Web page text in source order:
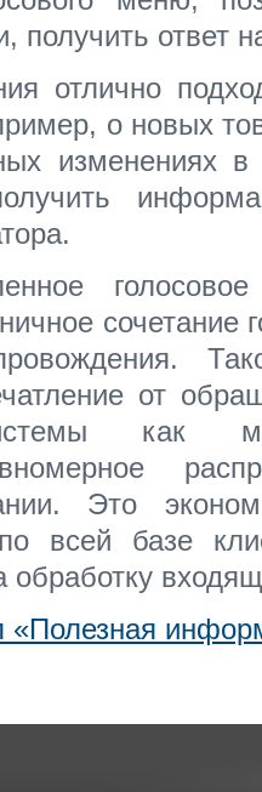
получить ответ
отлично
о новых
изменениях в
сочетание
от
как
Это
всей базе
обработку
«Полезная